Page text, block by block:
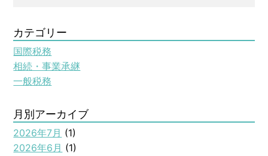
カテゴリー
国際税務
相続・事業承継
一般税務
月別アーカイブ
2026年7月 (1)
2026年6月 (1)